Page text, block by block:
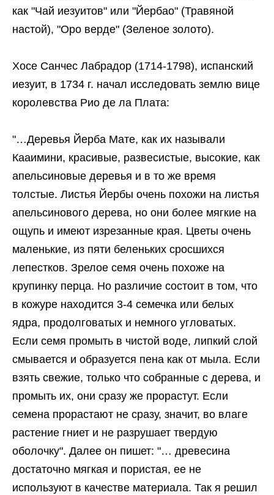
как "Чай иезуитов" или "Йербао" (Травяной
настой), "Оро верде" (Зеленое золото).
Хосе Санчес Лабрадор (1714-1798), испанский
иезуит, в 1734 г. начал исследовать землю вице
королевства Рио де ла Плата:
"…Деревья Йерба Мате, как их называли
Кааимини, красивые, развесистые, высокие, как
апельсиновые деревья и в то же время
толстые. Листья Йербы очень похожи на листья
апельсинового дерева, но они более мягкие на
ощупь и имеют изрезанные края. Цветы очень
маленькие, из пяти беленьких сросшихся
лепестков. Зрелое семя очень похоже на
крупинку перца. Но различие состоит в том, что
в кожуре находится 3-4 семечка или белых
ядра, продолговатых и немного угловатых.
Если семя промыть в чистой воде, липкий слой
смывается и образуется пена как от мыла. Если
взять свежие, только что собранные с дерева, и
промыть их, они сразу же прорастут. Если
семена прорастают не сразу, значит, во влаге
растение гниет и не разрушает твердую
оболочку". Далее он пишет: "… древесина
достаточно мягкая и пористая, ее не
используют в качестве материала. Так я решил